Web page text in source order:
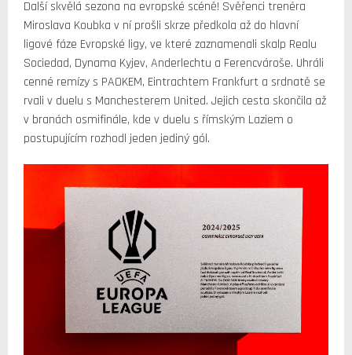
Další skvělá sezona na evropské scéně! Svěřenci trenéra
Miroslava Koubka v ní prošli skrze předkola až do hlavní
ligové fáze Evropské ligy, ve které zaznamenali skalp Realu
Sociedad, Dynama Kyjev, Anderlechtu a Ferencvároše. Uhráli
cenné remízy s PAOKEM, Eintrachtem Frankfurt a srdnatě se
rvali v duelu s Manchesterem United. Jejich cesta skončila až
v branách osmifinále, kde v duelu s římským Laziem o
postupujícím rozhodl jeden jediný gól.